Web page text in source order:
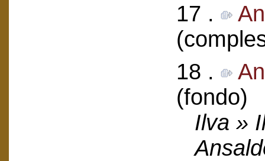
17 .
18 .
(fondo)
Ilva »